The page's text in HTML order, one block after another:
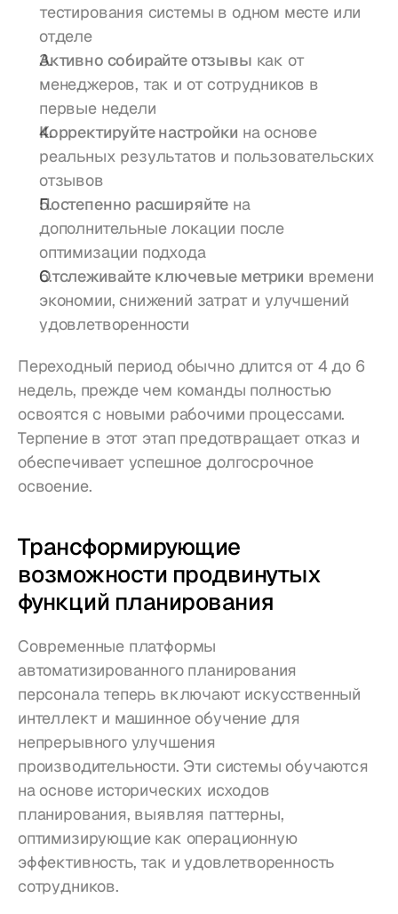
тестирования системы в одном месте или
отделе
Активно собирайте отзывы как от
менеджеров, так и от сотрудников в
первые недели
Корректируйте настройки на основе
реальных результатов и пользовательских
отзывов
Постепенно расширяйте на
дополнительные локации после
оптимизации подхода
Отслеживайте ключевые метрики времени
экономии, снижений затрат и улучшений
удовлетворенности
Переходный период обычно длится от 4 до 6
недель, прежде чем команды полностью
освоятся с новыми рабочими процессами.
Терпение в этот этап предотвращает отказ и
обеспечивает успешное долгосрочное
освоение.
Трансформирующие
возможности продвинутых
функций планирования
Современные платформы
автоматизированного планирования
персонала теперь включают искусственный
интеллект и машинное обучение для
непрерывного улучшения
производительности. Эти системы обучаются
на основе исторических исходов
планирования, выявляя паттерны,
оптимизирующие как операционную
эффективность, так и удовлетворенность
сотрудников.